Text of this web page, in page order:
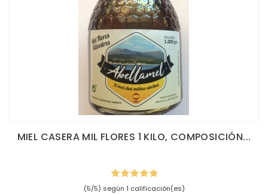
MIEL CASERA MIL FLORES 1 KILO, COMPOSICIÓN...
(5/5) según 1 calificación(es)